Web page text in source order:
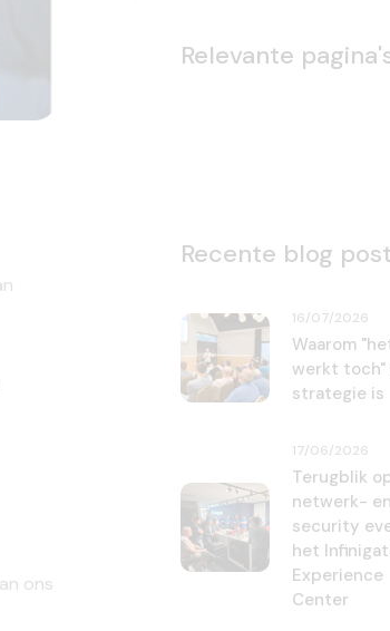
ons
Relevante
Recente blog
16/07/2026
Waarom
werkt toch"
strategie is
17/06/2026
Terugblik
netwerk-
security
het
Experience
Center